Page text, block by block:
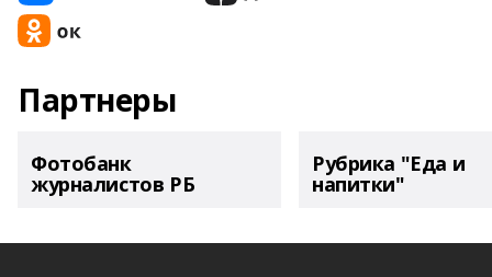
Партнеры
Фотобанк
журналистов РБ
Рубрика "Еда и
напитки"